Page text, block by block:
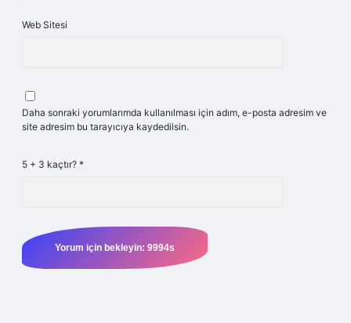
Web Sitesi
Daha sonraki yorumlarımda kullanılması için adım, e-posta adresim ve
site adresim bu tarayıcıya kaydedilsin.
5 + 3 kaçtır? *